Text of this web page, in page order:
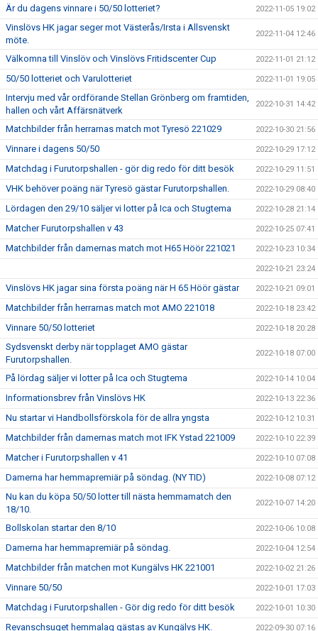
Är du dagens vinnare i 50/50 lotteriet? 2022-11-05 19:02
Vinslövs HK jagar seger mot Västerås/Irsta i Allsvenskt
möte.
2022-11-04 12:46
Välkomna till Vinslöv och Vinslövs Fritidscenter Cup 2022-11-01 21:12
50/50 lotteriet och Varulotteriet 2022-11-01 19:05
Intervju med vår ordförande Stellan Grönberg om framtiden,
hallen och vårt Affärsnätverk
2022-10-31 14:42
Matchbilder från herrarnas match mot Tyresö 221029 2022-10-30 21:56
Vinnare i dagens 50/50 2022-10-29 17:12
Matchdag i Furutorpshallen - gör dig redo för ditt besök 2022-10-29 11:51
VHK behöver poäng när Tyresö gästar Furutorpshallen. 2022-10-29 08:40
Lördagen den 29/10 säljer vi lotter på Ica och Stugtema 2022-10-28 21:14
Matcher Furutorpshallen v 43 2022-10-25 07:41
Matchbilder från damernas match mot H65 Höör 221021 2022-10-23 10:34
2022-10-21 23:24
Vinslövs HK jagar sina första poäng när H 65 Höör gästar 2022-10-21 09:01
Matchbilder från herrarnas match mot AMO 221018 2022-10-18 23:42
Vinnare 50/50 lotteriet 2022-10-18 20:28
Sydsvenskt derby när topplaget AMO gästar
Furutorpshallen.
2022-10-18 07:00
På lördag säljer vi lotter på Ica och Stugtema 2022-10-14 10:04
Informationsbrev från Vinslövs HK 2022-10-13 22:36
Nu startar vi Handbollsförskola för de allra yngsta 2022-10-12 10:31
Matchbilder från damernas match mot IFK Ystad 221009 2022-10-10 22:39
Matcher i Furutorpshallen v 41 2022-10-10 07:08
Damerna har hemmapremiär på söndag. (NY TID) 2022-10-08 07:12
Nu kan du köpa 50/50 lotter till nästa hemmamatch den
18/10.
2022-10-07 14:20
Bollskolan startar den 8/10 2022-10-06 10:08
Damerna har hemmapremiär på söndag. 2022-10-04 12:54
Matchbilder från matchen mot Kungälvs HK 221001 2022-10-02 21:26
Vinnare 50/50 2022-10-01 17:03
Matchdag i Furutorpshallen - Gör dig redo för ditt besök 2022-10-01 10:30
Revanschsuget hemmalag gästas av Kungälvs HK. 2022-09-30 07:16